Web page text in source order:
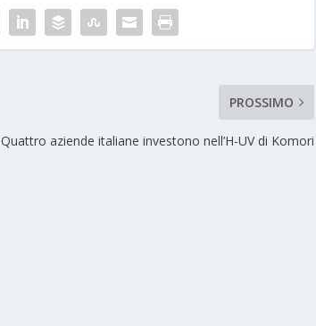
PROSSIMO
Quattro aziende italiane investono nell’H-UV di Komori